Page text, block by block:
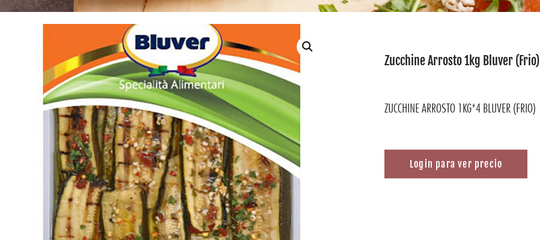
Zucchine Arrosto 1kg Bluver (Frio)
ZUCCHINE ARROSTO 1KG*4 BLUVER (FRIO)
Login para ver precio